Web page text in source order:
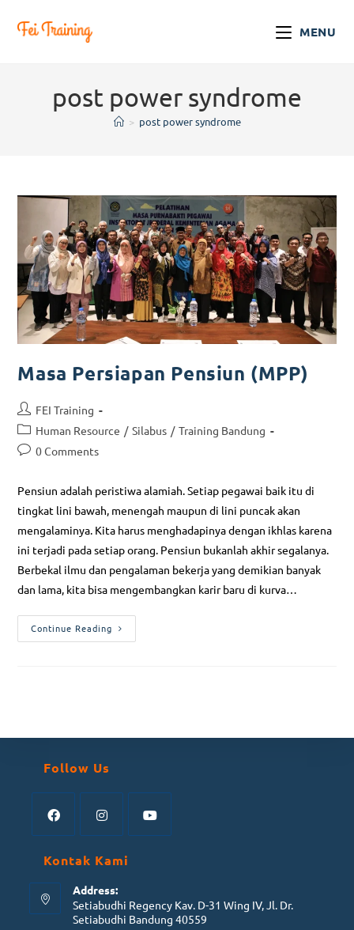
MENU
post power syndrome
> post power syndrome
Masa Persiapan Pensiun (MPP)
FEI Training
Human Resource / Silabus / Training Bandung
0 Comments
Pensiun adalah peristiwa alamiah. Setiap pegawai baik itu di
tingkat lini bawah, menengah maupun di lini puncak akan
mengalaminya. Kita harus menghadapinya dengan ikhlas karena
ini terjadi pada setiap orang. Pensiun bukanlah akhir segalanya.
Berbekal ilmu dan pengalaman bekerja yang demikian banyak
dan lama, kita bisa mengembangkan karir baru di kurva…
Continue Reading
Follow Us
Kontak Kami
Address:
Setiabudhi Regency Kav. D-31 Wing IV, Jl. Dr.
Setiabudhi Bandung 40559